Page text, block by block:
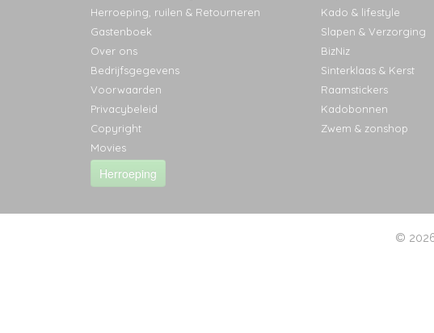
Herroeping, ruilen & Retourneren
Gastenboek
Over ons
Bedrijfsgegevens
Voorwaarden
Privacybeleid
Copyright
Movies
Herroeping
Kado & lifestyle
Slapen & Verzorging
BizNiz
Sinterklaas & Kerst
Raamstickers
Kadobonnen
Zwem & zonshop
©